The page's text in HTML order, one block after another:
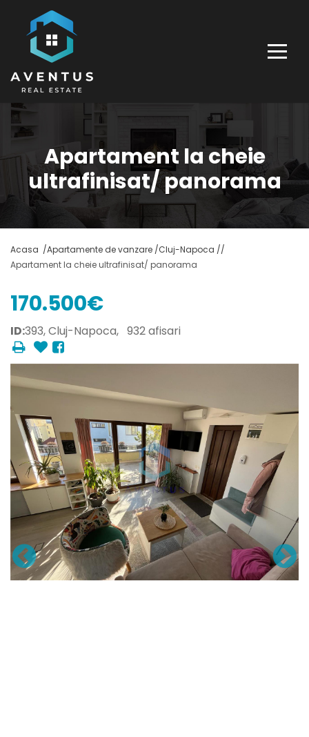
Apartament la cheie
ultrafinisat/ panorama
Acasa /Apartamente de vanzare /Cluj-Napoca //
Apartament la cheie ultrafinisat/ panorama
170.500€
ID:393,Cluj-Napoca, 932 afisari